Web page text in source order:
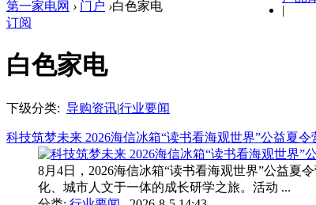
|
第一家电网 › 门户 ›白色家电
订阅
白色家电
下级分类: 导购资讯|行业要闻
科技筑梦未来 2026海信冰箱“读书看海观世界”公益夏令
8月4日，2026海信冰箱“读书看海观世界”公益夏
化、城市人文于一体的成长研学之旅。活动 ...